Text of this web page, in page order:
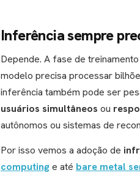
Inferência sempre
Depende. A fase de
modelo precisa processar
inferência também pode ser
usuários simultâneos ou
autônomos ou sistemas de
Por isso vemos a adoção de
computinge até bare metal